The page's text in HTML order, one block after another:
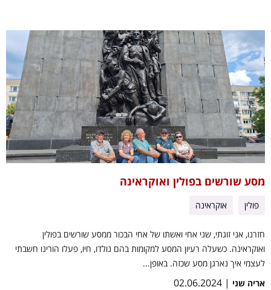
מסע שורשים בפולין ואוקראינה
פולין אוקראינה
חזרנו, אני זוגתי, שני אחי ואשתו של אחי הבכור ממסע שורשים בפולין
ואוקראינה. כשעלה רעיון המסע למקומות בהם נולדו, חיו, פעלו הורינו חשבתי
לעצמי איך נארגן מסע שכזה. באופן...
אריה שני | 02.06.2024